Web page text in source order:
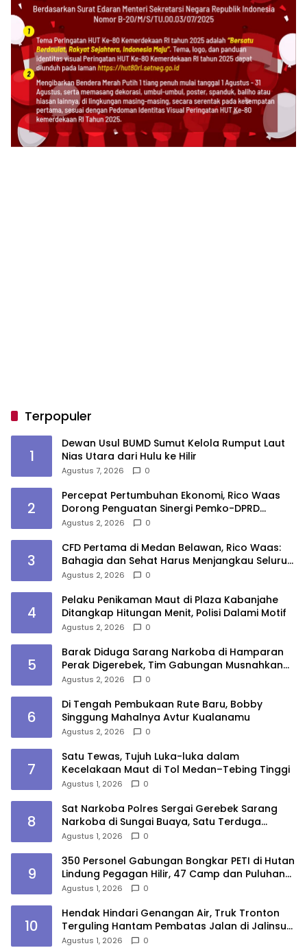
Terpopuler
1
Dewan Usul BUMD Sumut Kelola Rumput Laut
Nias Utara dari Hulu ke Hilir
Agustus 7, 2026 0
2
Percepat Pertumbuhan Ekonomi, Rico Waas
Dorong Penguatan Sinergi Pemko-DPRD
Medan
Agustus 2, 2026 0
3
CFD Pertama di Medan Belawan, Rico Waas:
Bahagia dan Sehat Harus Menjangkau Seluruh
Sudut Kota Medan
Agustus 2, 2026 0
4
Pelaku Penikaman Maut di Plaza Kabanjahe
Ditangkap Hitungan Menit, Polisi Dalami Motif
Agustus 2, 2026 0
5
Barak Diduga Sarang Narkoba di Hamparan
Perak Digerebek, Tim Gabungan Musnahkan
Lokasi
Agustus 2, 2026 0
6
Di Tengah Pembukaan Rute Baru, Bobby
Singgung Mahalnya Avtur Kualanamu
Agustus 2, 2026 0
7
Satu Tewas, Tujuh Luka-luka dalam
Kecelakaan Maut di Tol Medan–Tebing Tinggi
Agustus 1, 2026 0
8
Sat Narkoba Polres Sergai Gerebek Sarang
Narkoba di Sungai Buaya, Satu Terduga
Pelaku Diamankan
Agustus 1, 2026 0
9
350 Personel Gabungan Bongkar PETI di Hutan
Lindung Pegagan Hilir, 47 Camp dan Puluhan
Peralatan Dimusnahkan
Agustus 1, 2026 0
10
Hendak Hindari Genangan Air, Truk Tronton
Terguling Hantam Pembatas Jalan di Jalinsum
Sergai
Agustus 1, 2026 0